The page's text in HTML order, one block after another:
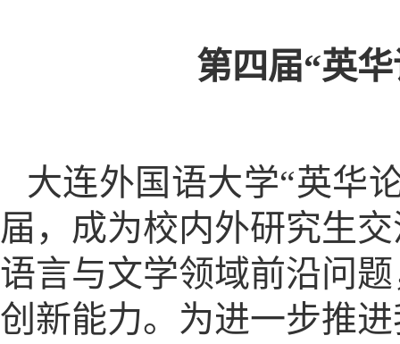
第四届“英
大连外国语大学“英华
届，成为校内外研究生
语言与文学领域前沿问
创新能力。为进一步推